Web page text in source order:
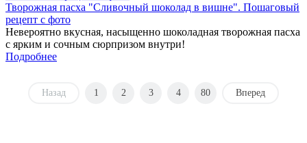
Творожная пасха "Сливочный шоколад в вишне". Пошаговый
рецепт с фото
Невероятно вкусная, насыщенно шоколадная творожная пасха
с ярким и сочным сюрпризом внутри!
Подробнее
Назад 1 2 3 4 80 Вперед